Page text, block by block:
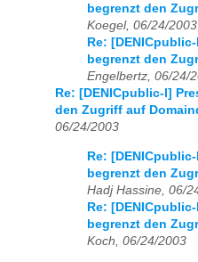
begrenzt den
Koegel, 06/24/2003
Re:
begrenzt den
Engelbertz, 06/24/
Re: [DENICpublic-l]
den Zugriff auf
06/24/2003
Re:
begrenzt den
Hadj Hassine, 06/
Re:
begrenzt den
Koch, 06/24/2003